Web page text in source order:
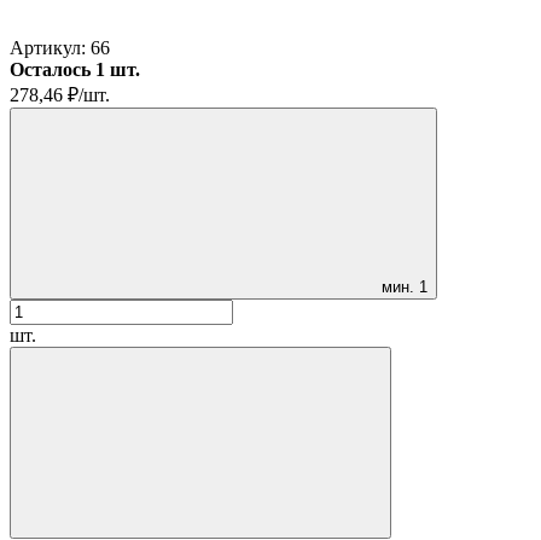
Артикул: 66
Осталось 1 шт.
278,46 ₽/шт.
мин. 1
шт.